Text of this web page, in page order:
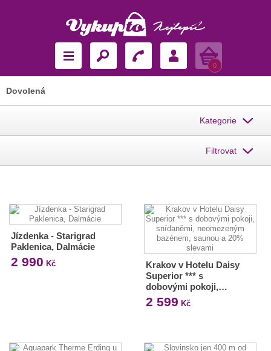
Košík
0
Dovolená
Kategorie
Filtrovat
Jízdenka - Starigrad
Paklenica, Dalmácie
2 990 Kč
Krakov v Hotelu Daisy
Superior *** s
dobovými pokoji,…
2 599 Kč